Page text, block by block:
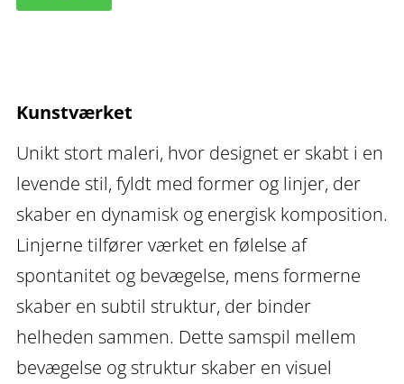
stort
IKunstværket
Unikt stort maleri, hvor designet er skabt i en
levende stil, fyldt med former og linjer, der
skaber en dynamisk og energisk komposition.
Linjerne tilfører værket en følelse af
spontanitet og bevægelse, mens formerne
skaber en subtil struktur, der binder
helheden sammen. Dette samspil mellem
bevægelse og struktur skaber en visuel